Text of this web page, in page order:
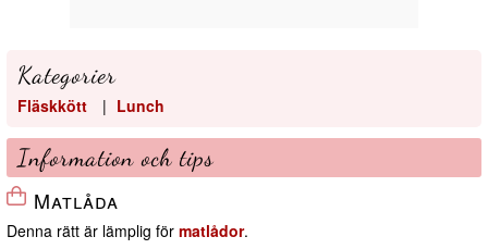
Kategorier
Fläskkött | Lunch
Information och tips
Matlåda
Denna rätt är lämplig för matlådor.